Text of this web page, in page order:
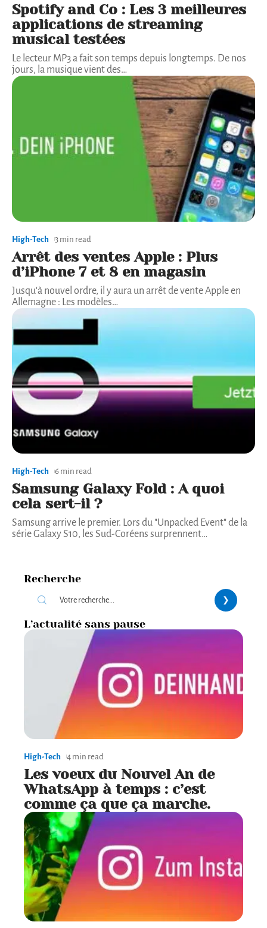
Spotify and Co : Les 3 meilleures
applications de streaming
musical testées
Le lecteur MP3 a fait son temps depuis longtemps. De nos
jours, la musique vient des…
High-Tech 3 min read
Arrêt des ventes Apple : Plus
d’iPhone 7 et 8 en magasin
Jusqu'à nouvel ordre, il y aura un arrêt de vente Apple en
Allemagne : Les modèles…
High-Tech 6 min read
Samsung Galaxy Fold : A quoi
cela sert-il ?
Samsung arrive le premier. Lors du "Unpacked Event" de la
série Galaxy S10, les Sud-Coréens surprennent…
Recherche
L’actualité sans pause
High-Tech 4 min read
Les voeux du Nouvel An de
WhatsApp à temps : c’est
comme ça que ça marche.